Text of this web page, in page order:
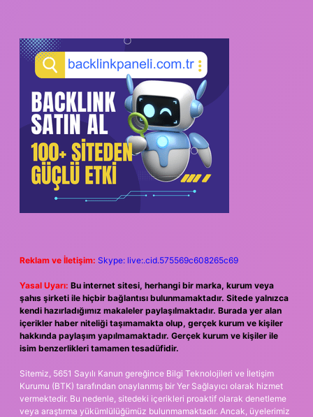
Reklam ve İletişim: Skype: live:.cid.575569c608265c69
Yasal Uyarı: Bu internet sitesi, herhangi bir marka, kurum veya
şahıs şirketi ile hiçbir bağlantısı bulunmamaktadır. Sitede yalnızca
kendi hazırladığımız makaleler paylaşılmaktadır. Burada yer alan
içerikler haber niteliği taşımamakta olup, gerçek kurum ve kişiler
hakkında paylaşım yapılmamaktadır. Gerçek kurum ve kişiler ile
isim benzerlikleri tamamen tesadüfidir.
Sitemiz, 5651 Sayılı Kanun gereğince Bilgi Teknolojileri ve İletişim
Kurumu (BTK) tarafından onaylanmış bir Yer Sağlayıcı olarak hizmet
vermektedir. Bu nedenle, sitedeki içerikleri proaktif olarak denetleme
veya araştırma yükümlülüğümüz bulunmamaktadır. Ancak, üyelerimiz